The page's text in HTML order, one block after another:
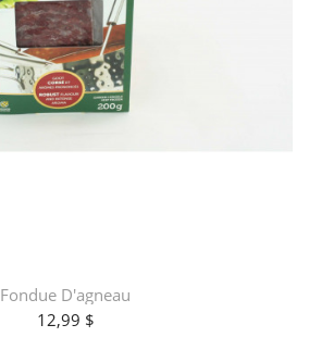
Fondue D'agneau
12,99 $